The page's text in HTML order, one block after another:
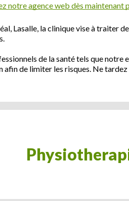
notre agence web dès maintenant
Lasalle, la clinique vise à traiter
de la santé tels que
afin de limiter les risques. Ne
physiotherapie-entorse-lombaire-lasalle-